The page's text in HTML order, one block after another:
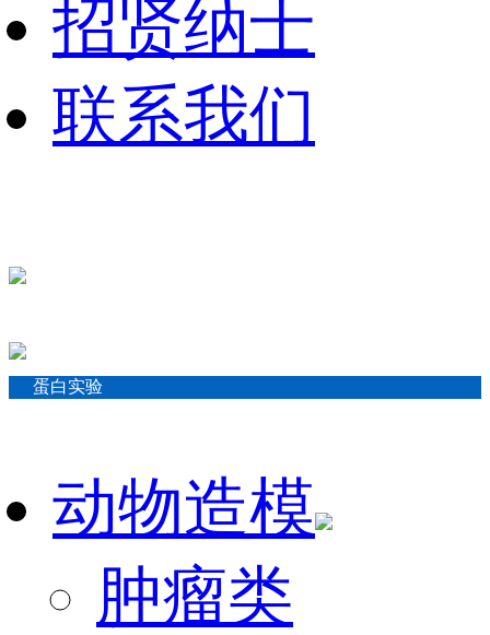
招贤纳士
联系我们
蛋白实验
动物造模
肿瘤类